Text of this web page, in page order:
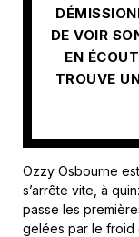
DE VOIR
EN
TROUVE
Ozzy Osbourne
s’arrête vite, à
passe les
gelées par le froid